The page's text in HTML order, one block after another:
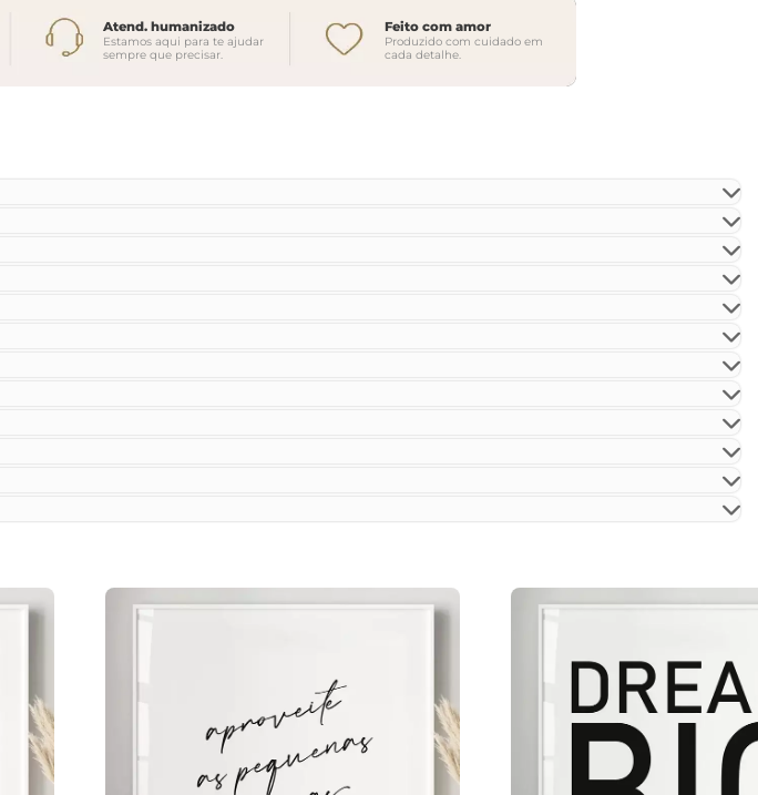
Atend. humanizado
Estamos aqui para te ajudar
sempre que precisar.
Feito com amor
Produzido com cuidado em
cada detalhe.